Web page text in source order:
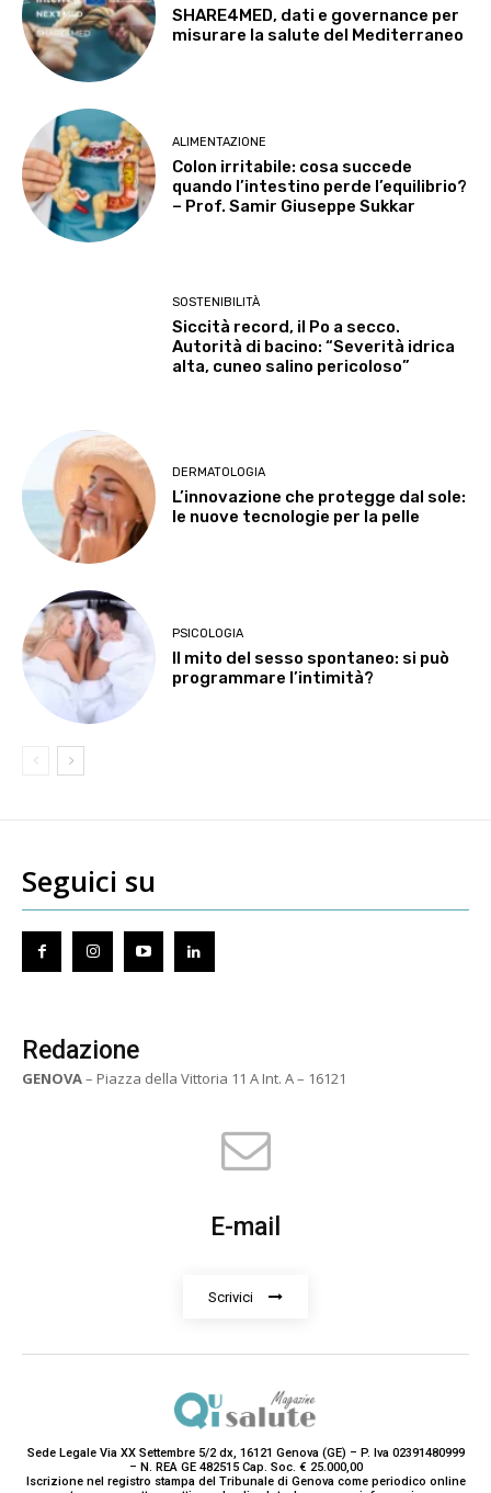
SHARE4MED, dati e governance per
misurare la salute del Mediterraneo
ALIMENTAZIONE
Colon irritabile: cosa succede
quando l’intestino perde l’equilibrio?
– Prof. Samir Giuseppe Sukkar
SOSTENIBILITÀ
Siccità record, il Po a secco.
Autorità di bacino: “Severità idrica
alta, cuneo salino pericoloso”
DERMATOLOGIA
L’innovazione che protegge dal sole:
le nuove tecnologie per la pelle
PSICOLOGIA
Il mito del sesso spontaneo: si può
programmare l’intimità?
Seguici su
Redazione
GENOVA– Piazza della Vittoria 11 A Int. A – 16121
E-mail
Scrivici
Sede Legale Via XX Settembre 5/2 dx, 16121 Genova (GE) – P. Iva 02391480999
– N. REA GE 482515 Cap. Soc. € 25.000,00
Iscrizione nel registro stampa del Tribunale di Genova come periodico online